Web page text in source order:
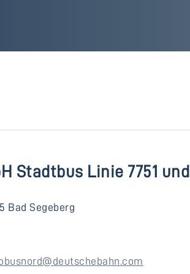
Stadtbus Linie 7751 und
Bad Segeberg